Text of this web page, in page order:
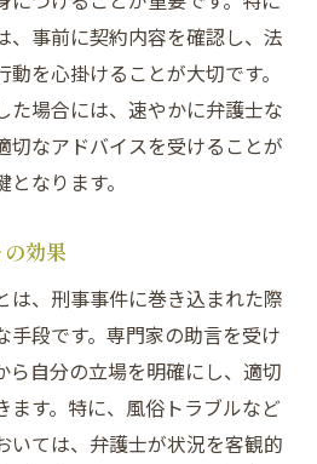
、事前に契約内容を確認し、法
を心掛けることが大切です。
た場合には、速やかに弁護士な
切なアドバイスを受けることが
なります。
効果
は、刑事事件に巻き込まれた際
手段です。専門家の助言を受け
ら自分の立場を明確にし、適切
ます。特に、風俗トラブルなど
いては、弁護士が状況を客観的